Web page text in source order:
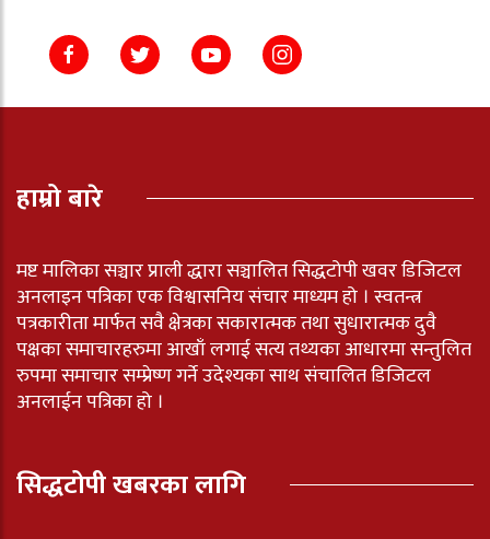
हाम्रो बारे
मष्ट मालिका सञ्चार प्राली द्धारा सञ्चालित सिद्धटोपी खवर डिजिटल
अनलाइन पत्रिका एक विश्वासनिय संचार माध्यम हो । स्वतन्त्र
पत्रकारीता मार्फत सवै क्षेत्रका सकारात्मक तथा सुधारात्मक दुवै
पक्षका समाचारहरुमा आखाँ लगाई सत्य तथ्यका आधारमा सन्तुलित
रुपमा समाचार सम्प्रेष्ण गर्ने उदेश्यका साथ संचालित डिजिटल
अनलाईन पत्रिका हो ।
सिद्धटोपी खबरका लागि